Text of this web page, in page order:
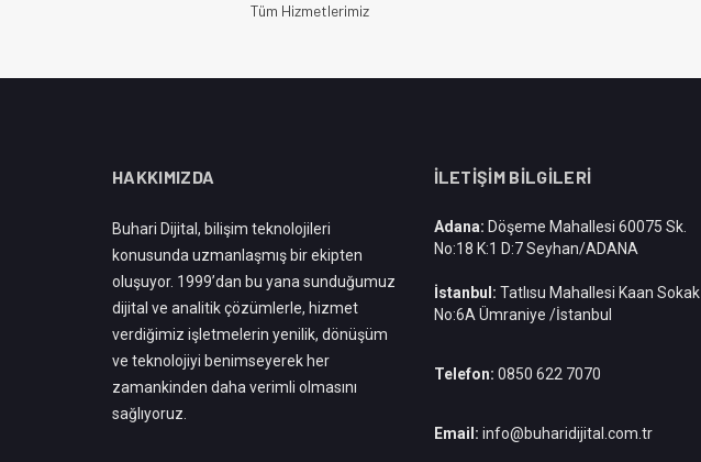
Tüm Hizmetlerimiz
HAKKIMIZDA
Buhari Dijital, bilişim teknolojileri
konusunda uzmanlaşmış bir ekipten
oluşuyor. 1999’dan bu yana sunduğumuz
dijital ve analitik çözümlerle, hizmet
verdiğimiz işletmelerin yenilik, dönüşüm
ve teknolojiyi benimseyerek her
zamankinden daha verimli olmasını
sağlıyoruz.
İLETIŞIM BILGILERI
Adana: Döşeme Mahallesi 60075 Sk.
No:18 K:1 D:7 Seyhan/ADANA
İstanbul: Tatlısu Mahallesi Kaan Sokak
No:6A Ümraniye /İstanbul
Telefon: 0850 622 7070
Email: info@buharidijital.com.tr